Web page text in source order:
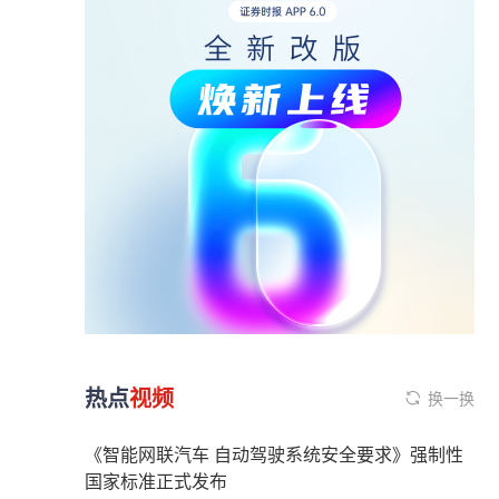
热点视频 换一换
《智能网联汽车 自动驾驶系统安全要求》强制性
国家标准正式发布